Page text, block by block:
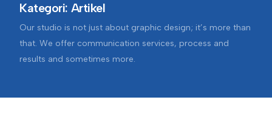
Kategori:Artikel
Our studio is not just about graphic design; it’s more than
that. We offer communication services, process and
results and sometimes more.